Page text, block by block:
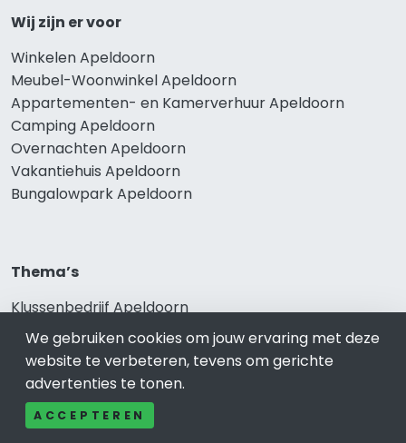
Wij zijn er voor
Winkelen Apeldoorn
Meubel-Woonwinkel Apeldoorn
Appartementen- en Kamerverhuur Apeldoorn
Camping Apeldoorn
Overnachten Apeldoorn
Vakantiehuis Apeldoorn
Bungalowpark Apeldoorn
Thema’s
Klussenbedrijf Apeldoorn
Notarissen Apeldoorn
Taxateurs Apeldoorn
Schoonmaakbedrijf Apeldoorn
Makelaars Apeldoorn
We gebruiken cookies om jouw ervaring met deze
website te verbeteren, tevens om gerichte
advertenties te tonen.
ACCEPTEREN